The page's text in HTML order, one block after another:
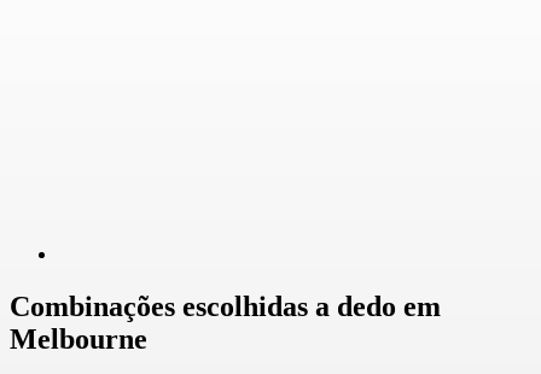
Combinações escolhidas a dedo em
Melbourne